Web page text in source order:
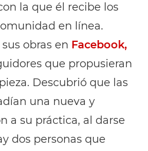
la que él recibe los
en línea.
obras en Facebook,
que propusieran
Descubrió que las
una nueva y
a su práctica, al darse
dos personas que